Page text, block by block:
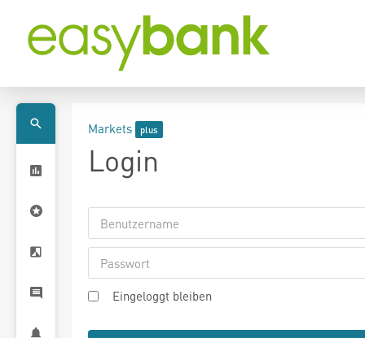
Markets
Login
Eingeloggt bleiben